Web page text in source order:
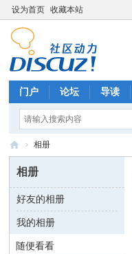
设为首页 收藏本站
门户 论坛 导读
华
硬
盘
数
› 相册
相册
好友的相册
我的相册
随便看看